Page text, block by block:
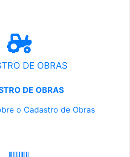
DE OBRAS
DE OBRAS
o Cadastro de Obras